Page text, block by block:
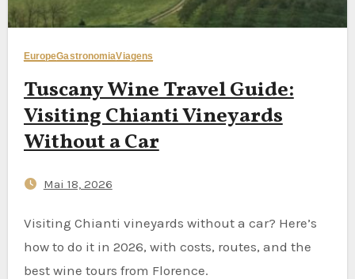
EuropeGastronomiaViagens
Tuscany Wine Travel Guide:
Visiting Chianti Vineyards
Without a Car
Mai 18, 2026
Visiting Chianti vineyards without a car? Here’s
how to do it in 2026, with costs, routes, and the
best wine tours from Florence.